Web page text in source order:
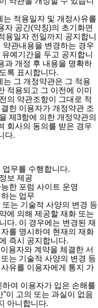
적용일자 및 개정사유를
자 공간(약칭)의 초기화면
용일자 전일까지 공지합니
관내용을 변경하는 경우
예기간을 두고 공지합니
과 개정 후 내용을 명확하
록 표시합니다.
그 개정약관은 그 적용
적용되고 그 이전에 이미
의 약관조항이 그대로 적
한 이용자가 개정약관 조
제3항에 의한 개정약관의
회사의 동의를 받은 경우
다.
업무를 수행합니다.
보 제공
한 포럼 사이트 운영
는 업무
또는 기술적 사양의 변경 등
에 의해 제공할 재화 또는
다. 이 경우에는 변경된 재
를 명시하여 현재의 재화
즉시 공지합니다.
용자와 계약을 체결한 서
는 기술적 사양의 변경 등
유를 이용자에게 통지 가
하여 이용자가 입은 손해를
이 고의 또는 과실이 없음
아니합니다.